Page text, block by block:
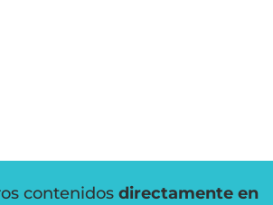
contenidos directamente en